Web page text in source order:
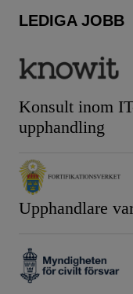
LEDIGA JOBB
Konsult inom
upphandling
Upphandlare